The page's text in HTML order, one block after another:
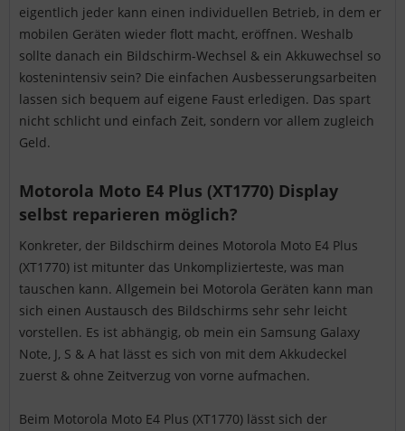
eigentlich jeder kann einen individuellen Betrieb, in dem er
mobilen Geräten wieder flott macht, eröffnen. Weshalb
sollte danach ein Bildschirm-Wechsel & ein Akkuwechsel so
kostenintensiv sein? Die einfachen Ausbesserungsarbeiten
lassen sich bequem auf eigene Faust erledigen. Das spart
nicht schlicht und einfach Zeit, sondern vor allem zugleich
Geld.
Motorola Moto E4 Plus (XT1770) Display
selbst reparieren möglich?
Konkreter, der Bildschirm deines Motorola Moto E4 Plus
(XT1770) ist mitunter das Unkomplizierteste, was man
tauschen kann. Allgemein bei Motorola Geräten kann man
sich einen Austausch des Bildschirms sehr sehr leicht
vorstellen. Es ist abhängig, ob mein ein Samsung Galaxy
Note, J, S & A hat lässt es sich von mit dem Akkudeckel
zuerst & ohne Zeitverzug von vorne aufmachen.
Beim Motorola Moto E4 Plus (XT1770) lässt sich der